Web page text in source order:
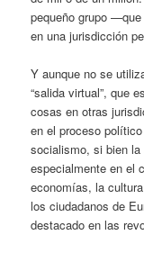
pequeño grupo
en una jurisdicción
Y aunque no se
“salida virtual”, que
cosas en otras
en el proceso
socialismo, si bien
especialmente en el
economías, la
los ciudadanos de
destacado en las